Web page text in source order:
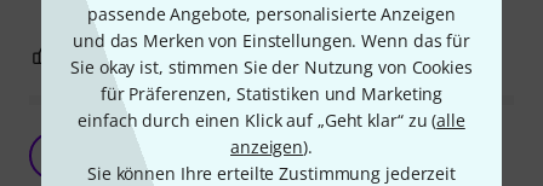
passende Angebote, personalisierte Anzeigen
und das Merken von Einstellungen. Wenn das für
Sie okay ist, stimmen Sie der Nutzung von Cookies
für Präferenzen, Statistiken und Marketing
einfach durch einen Klick auf „Geht klar“ zu (alle
anzeigen).
Sie können Ihre erteilte Zustimmung jederzeit
0 BEWERTUNG MELDEN
Wo kommt das Zeug her?
DerSalva 02.11.2021